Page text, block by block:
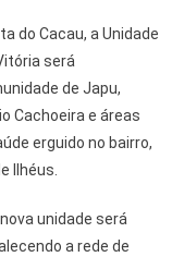
do Cacau, a Unidade
será
de Japu,
Cachoeira e áreas
erguido no bairro,
Ilhéus.
unidade será
a rede de